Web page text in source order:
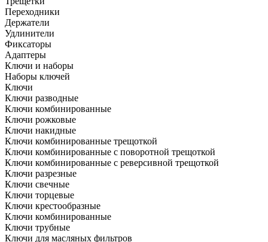
Переходники
Держатели
Удлинители
Фиксаторы
Адаптеры
Ключи и наборы
Наборы ключей
Ключи
Ключи разводные
Ключи комбинированные
Ключи рожковые
Ключи накидные
Ключи комбинированные трещоткой
Ключи комбинированные с поворотной трещоткой
Ключи комбинированные с реверсивной трещоткой
Ключи разрезные
Ключи свечные
Ключи торцевые
Ключи крестообразные
Ключи комбинированные
Ключи трубные
Ключи для масляных фильтров